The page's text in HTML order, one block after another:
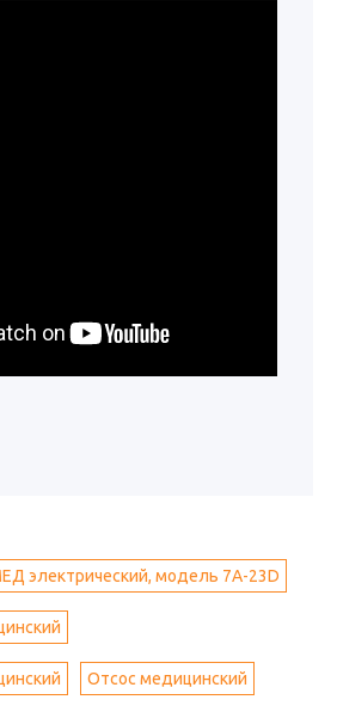
электрический, модель 7А-23D
Отсос медицинский